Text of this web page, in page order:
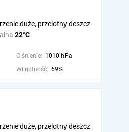
22°C
duże, przelotny deszcz
Ciśnienie: 1010 hPa
Wilgotność: 69%
duże, przelotny deszcz